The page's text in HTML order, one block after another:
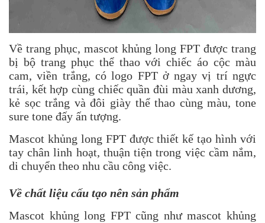
Về trang phục, mascot khủng long FPT được trang
bị bộ trang phục thể thao với chiếc áo cộc màu
cam, viền trắng, có logo FPT ở ngay vị trí ngực
trái, kết hợp cùng chiếc quần đùi màu xanh dương,
kẻ sọc trắng và đôi giày thể thao cùng màu, tone
sure tone đấy ấn tượng.
Mascot khủng long FPT được thiết kế tạo hình với
tay chân linh hoạt, thuận tiện trong việc cầm nắm,
di chuyển theo nhu cầu công việc.
Về chất liệu cấu tạo nên sản phẩm
Mascot khủng long FPT cũng nhưmascot khủng